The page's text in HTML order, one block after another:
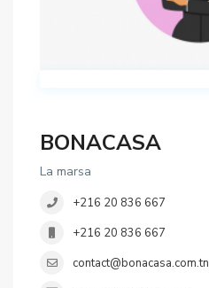
BONACASA
La marsa
+216 20 836 667
+216 20 836 667
contact@bonacasa.com.tn